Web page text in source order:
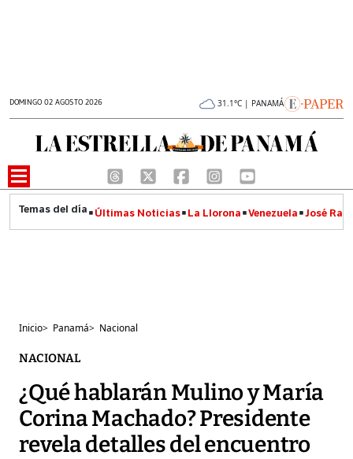
DOMINGO 02 AGOSTO 2026 31.1°C | PANAMÁ
Últimas Noticias La Llorona Venezuela José
Inicio> Panamá> Nacional
NACIONAL
¿Qué hablarán Mulino y María
Corina Machado? Presidente
revela detalles del encuentro